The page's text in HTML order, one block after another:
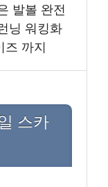
발볼 완전
닝 워킹화
즈 까지
스카